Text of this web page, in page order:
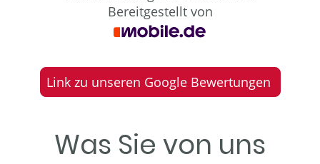
Bereitgestellt von
Link zu unseren Google Bewertungen
Was Sie von uns